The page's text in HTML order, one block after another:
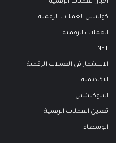
كواليس العملات الرقمية
العملات الرقمية
NFT
الاستثمار في العملات الرقمية
الاكاديمية
البلوكتشين
تعدين العملات الرقمية
الوسطاء